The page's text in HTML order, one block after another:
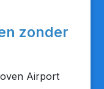
zonder
Airport